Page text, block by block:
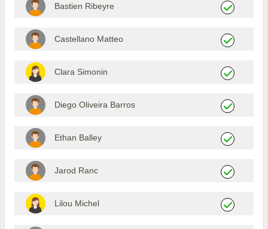
Bastien Ribeyre
Castellano Matteo
Clara Simonin
Diego Oliveira Barros
Ethan Balley
Jarod Ranc
Lilou Michel